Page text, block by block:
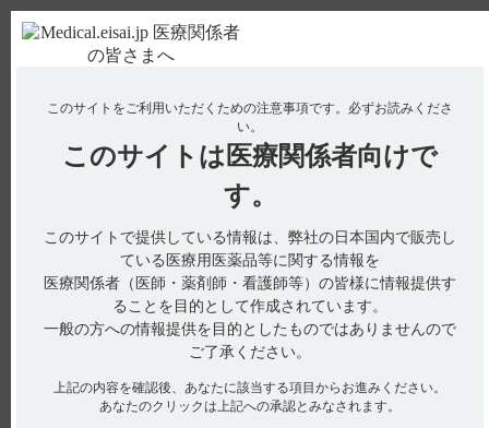
使用期限検索 Drug Information
No : 2013
【ノイキノン】 使用期限について教えてくださ
【ノイキノン】
使用期限について教えてください。
有効期間は、3年です。（引用1）
このサイトをご利用いただくための注意事項です。 必ずお読みくださ
い。
このサイトは 医療関係者向けで
す。
このサイトで提供している情報は、弊社の日本国内で販売し
ている医療用医薬品等に関する情報を
医療関係者（医師・薬剤師・看護師等）の皆様に情報提供す
ることを目的として作成されています。
一般の方への情報提供を目的としたものではありませんので
ご了承ください。
上記の内容を確認後、あなたに該当する項目からお進みください。
あなたのクリックは上記への承認とみなされます。